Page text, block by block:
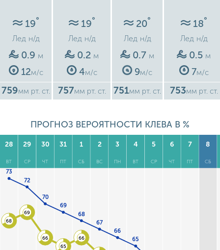
19°
Лед н/д
0.9 м
12м/с
759мм рт. ст.
19°
Лед н/д
0.2 м
4м/с
757мм рт. ст.
20°
Лед н/д
0.7 м
9м/с
751мм рт. ст.
18°
Лед н/д
0.5 м
7м/с
753мм рт. ст.
ПРОГНОЗ ВЕРОЯТНОСТИ КЛЕВА В %
28
ВТ
29
СР
30
ЧТ
31
ПТ
1
СБ
2
ВС
3
ПН
4
ВТ
5
СР
6
ЧТ
7
ПТ
8
СБ
73
72
70
69
68
67
66
65
68
69
66
65
66